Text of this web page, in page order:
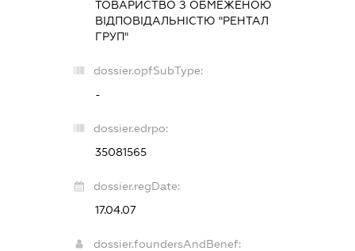
ТОВАРИСТВО З ОБМЕЖЕНОЮ
ВІДПОВІДАЛЬНІСТЮ "РЕНТАЛ
ГРУП"
dossier.opfSubType:
-
dossier.edrpo:
35081565
dossier.regDate:
17.04.07
dossier.foundersAndBenef: